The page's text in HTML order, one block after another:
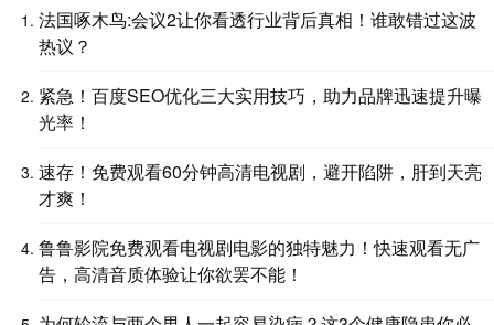
法国啄木鸟:会议2让你看透行业背后真相！谁敢错过这波
热议？
紧急！百度SEO优化三大实用技巧，助力品牌迅速提升曝
光率！
速存！免费观看60分钟高清电视剧，避开陷阱，肝到天亮
才爽！
鲁鲁影院免费观看电视剧电影的独特魅力！快速观看无广
告，高清音质体验让你欲罢不能！